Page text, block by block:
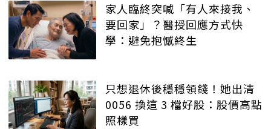
家人臨終突喊「有人來接我、
要回家」？醫授回應方式快
學：避免抱憾終生
只想退休後穩穩領錢！她出清
0056 換這 3 檔好股：股價高點
照樣買